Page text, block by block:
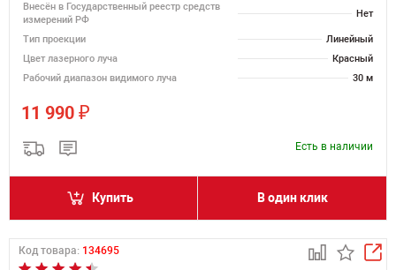
Внесён в Государственный реестр средств
измерений РФ
Нет
Тип проекции
Линейный
Цвет лазерного луча
Красный
Рабочий диапазон видимого луча
30 м
11 990 ₽
Есть в наличии
Купить В один клик
Код товара: 134695